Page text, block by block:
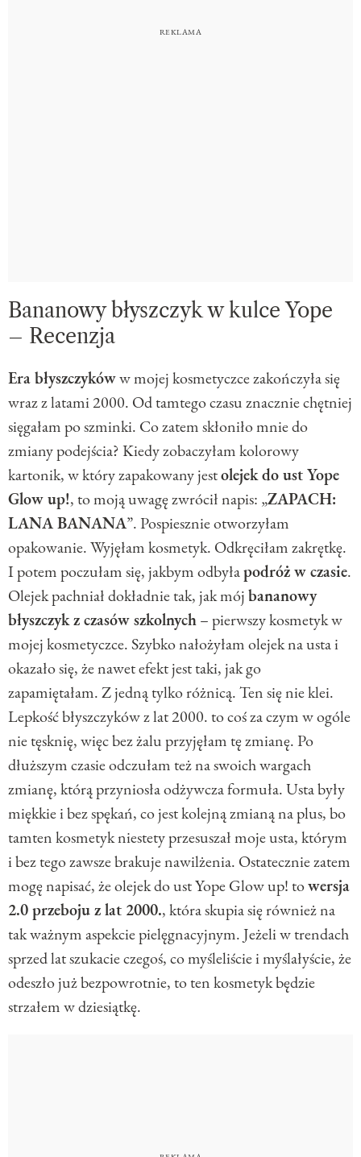
Bananowy błyszczyk w kulce Yope
– Recenzja
Era błyszczykóww mojej kosmetyczce zakończyła się
wraz z latami 2000. Od tamtego czasu znacznie chętniej
sięgałam po szminki. Co zatem skłoniło mnie do
zmiany podejścia? Kiedy zobaczyłam kolorowy
kartonik, w który zapakowany jestolejek do ust Yope
Glow up!, to moją uwagę zwrócił napis: „ZAPACH:
LANA BANANA”. Pospiesznie otworzyłam
opakowanie. Wyjęłam kosmetyk. Odkręciłam zakrętkę.
I potem poczułam się, jakbym odbyłapodróż w czasie.
Olejek pachniał dokładnie tak, jak mójbananowy
błyszczyk z czasów szkolnych– pierwszy kosmetyk w
mojej kosmetyczce. Szybko nałożyłam olejek na usta i
okazało się, że nawet efekt jest taki, jak go
zapamiętałam. Z jedną tylko różnicą. Ten się nie klei.
Lepkość błyszczyków z lat 2000. to coś za czym w ogóle
nie tęsknię, więc bez żalu przyjęłam tę zmianę. Po
dłuższym czasie odczułam też na swoich wargach
zmianę, którą przyniosła odżywcza formuła. Usta były
miękkie i bez spękań, co jest kolejną zmianą na plus, bo
tamten kosmetyk niestety przesuszał moje usta, którym
i bez tego zawsze brakuje nawilżenia. Ostatecznie zatem
mogę napisać, że olejek do ust Yope Glow up! towersja
2.0 przeboju z lat 2000., która skupia się również na
tak ważnym aspekcie pielęgnacyjnym. Jeżeli w trendach
sprzed lat szukacie czegoś, co myśleliście i myślałyście, że
odeszło już bezpowrotnie, to ten kosmetyk będzie
strzałem w dziesiątkę.